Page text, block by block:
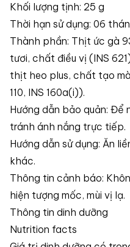
Khối lượng tịnh: 25 g
Thời hạn sử dụng: 06
Thành phần: Thịt ức gà
tươi, chất điều vị (INS
thịt heo plus, chất tạo
110, INS 160a(i)).
Hướng dẫn bảo quản: Để
tránh ánh nắng trực tiếp.
Hướng dẫn sử dụng: Ăn
khác.
Thông tin cảnh báo:
hiện tượng mốc, mùi vị lạ.
Thông tin dinh dưỡng
Nutrition facts